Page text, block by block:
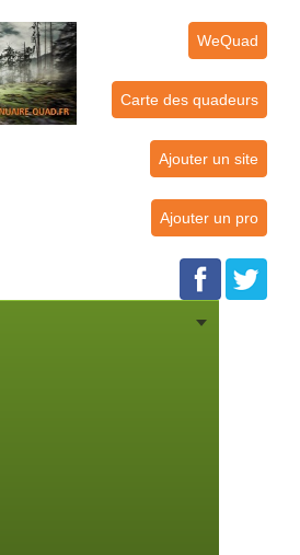
WeQuad
Carte des quadeurs
Ajouter un site
Ajouter un pro